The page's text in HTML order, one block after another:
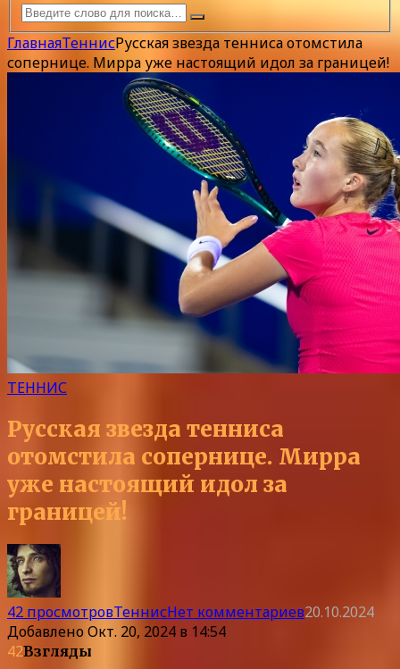
ГлавнаяТеннисРусская звезда тенниса отомстила
сопернице. Мирра уже настоящий идол за границей!
ТЕННИС
Русская звезда тенниса
отомстила сопернице. Мирра
уже настоящий идол за
границей!
42 просмотровТеннисНет комментариев20.10.2024
ДобавленоОкт. 20, 2024 в 14:54
42Взгляды